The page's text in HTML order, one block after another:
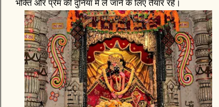
भक्ति और प्रेम की दुनिया में ले जाने के लिए तैयार रहें।